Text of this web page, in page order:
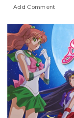
Posted
by
Add Comment